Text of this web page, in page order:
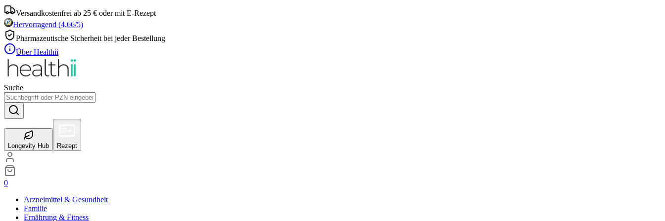
Versandkostenfrei ab 25 € oder mit E-Rezept
Hervorragend (4,66/5)
Pharmazeutische Sicherheit bei jeder Bestellung
Über Healthii
Suche
Longevity Hub Rezept
0
Arzneimittel & Gesundheit
Familie
Ernährung & Fitness